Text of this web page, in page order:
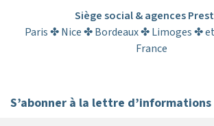
Siège social & agences
Paris ✤ Nice ✤ Bordeaux ✤ Limoges ✤
France
S’abonner à la lettre d’informations